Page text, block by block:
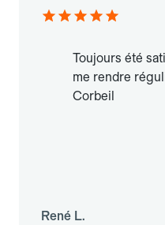
Toujours été
me rendre
Corbeil
René L.